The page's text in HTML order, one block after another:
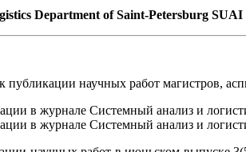
Department of Saint-Petersburg SUAI
научных работ магистров,